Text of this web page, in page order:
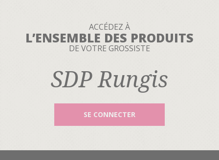
ACCÉDEZ À
L’ENSEMBLE DES PRODUITS
DE VOTRE GROSSISTE
SDP Rungis
SE CONNECTER